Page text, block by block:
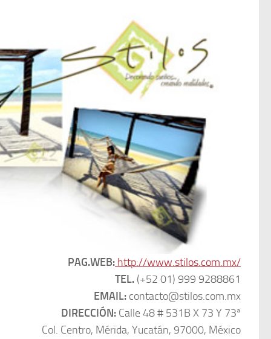
PAG.WEB: http://www.stilos.com.mx/
TEL. (+52 01) 999 9288861
EMAIL: contacto@stilos.com.mx
DIRECCIÓN: Calle 48 # 531B X 73 Y 73ª
Col. Centro, Mérida, Yucatán, 97000, México